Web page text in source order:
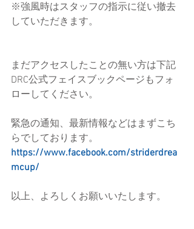
※強風時はスタッフの指示に従い撤去
していただきます。
まだアクセスしたことの無い方は下記
DRC公式フェイスブックページもフォ
ローしてください。
緊急の通知、最新情報などはまずこち
らでしております。
https://www.facebook.com/striderdrea
mcup/
以上、よろしくお願いいたします。